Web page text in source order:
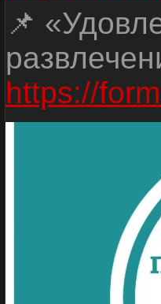
📌
https://